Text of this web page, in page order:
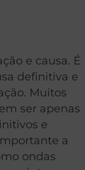
e causa. É
definitiva e
Muitos
ser apenas
e
a
ondas